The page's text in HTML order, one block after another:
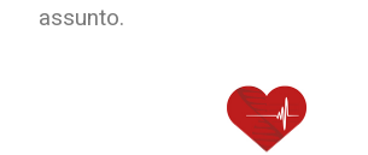
assunto.